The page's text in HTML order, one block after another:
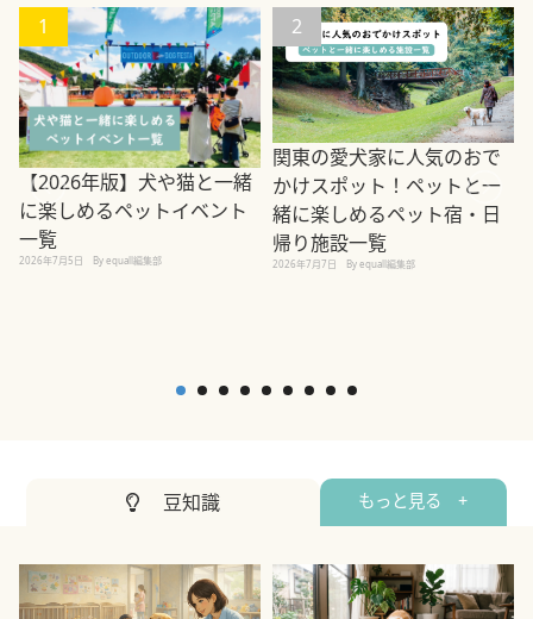
1
【2026年版】犬や猫と一緒
に楽しめるペットイベント
一覧
2026年7月5日 By equall編集部
2
関東の愛犬家に人気のおで
かけスポット！ペットと一
緒に楽しめるペット宿・日
帰り施設一覧
2026年7月7日 By equall編集部
豆知識 もっと見る +